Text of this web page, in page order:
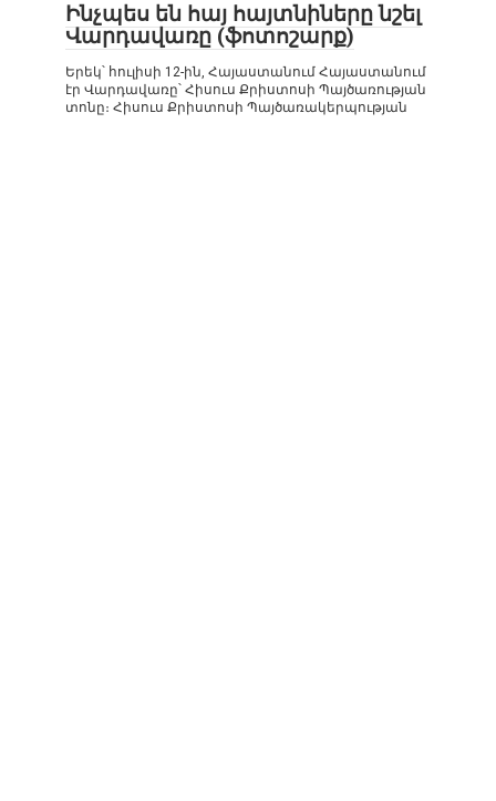
Ինչպես են հայ հայտնիները նշել
Վարդավառը (ֆոտոշարք)
Երեկ՝ հուլիսի 12-ին, Հայաստանում Հայաստանում
էր Վարդավառը՝ Հիսուս Քրիստոսի Պայծառության
տոնը։ Հիսուս Քրիստոսի Պայծառակերպության